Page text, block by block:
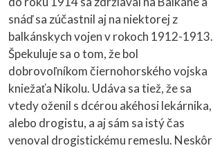
snáď sa zúčastnil aj na niektorej z
balkánskych vojen v rokoch 1912-1913.
Špekuluje sa o tom, že bol
dobrovoľníkom čiernohorského vojska
kniežaťa Nikolu. Udáva sa tiež, že sa
vtedy oženil s dcérou akéhosi lekárnika,
alebo drogistu, a aj sám sa istý čas
venoval drogistickému remeslu. Neskôr